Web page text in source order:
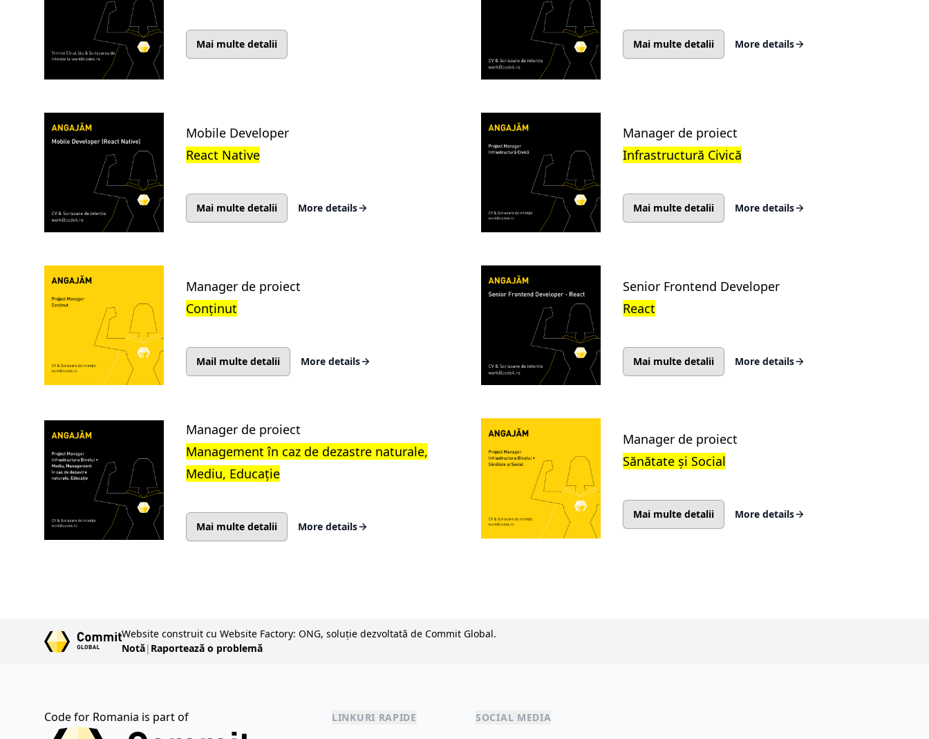
Mai multe detalii Mai multe detalii More details
Mobile Developer
React Native
Mai multe detalii More details
Manager de proiect
Infrastructură Civică
Mai multe detalii More details
Manager de proiect
Conținut
Mail multe detalii More details
Senior Frontend Developer
React
Mai multe detalii More details
Manager de proiect
Management în caz de dezastre naturale,
Mediu, Educație
Mai multe detalii More details
Manager de proiect
Sănătate și Social
Mai multe detalii More details
Website construit cu Website Factory: ONG, soluție dezvoltată de Commit Global.
Notă| Raportează o problemă
Code for Romania is part of LINKURI RAPIDE SOCIAL MEDIA